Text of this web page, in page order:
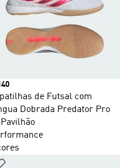
de Futsal com
Dobrada Predator Pro